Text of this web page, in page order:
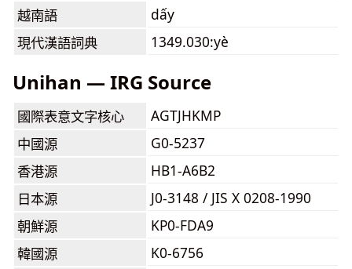
越南語
dấy
現代漢語詞典
1349.030:yè
Unihan — IRG Source
國際表意文字核心
AGTJHKMP
中國源
G0-5237
香港源
HB1-A6B2
日本源
J0-3148 / JIS X 0208-1990
朝鮮源
KP0-FDA9
韓國源
K0-6756